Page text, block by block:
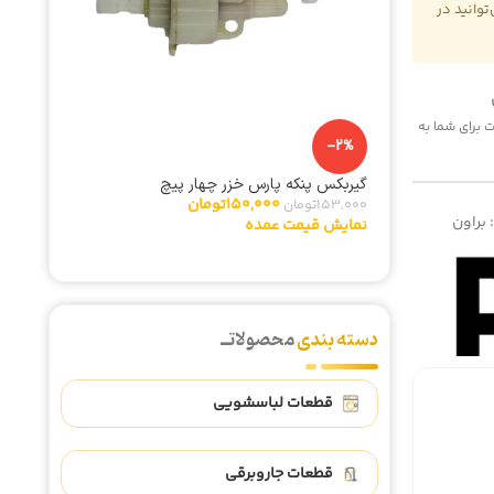
در
پست برای شما به
براون
-2%
گیربکس پنکه پارس خزر چهار پیچ
153,000تومان 150,000تومان
نمایش قیمت عمده
دسته بندیمحصولاتــ
قطعات لباسشویی
قطعات جاروبرقی